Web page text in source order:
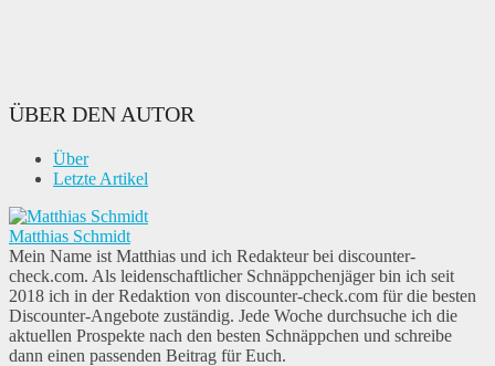
ÜBER DEN AUTOR
Über
Letzte Artikel
Matthias Schmidt
Mein Name ist Matthias und ich Redakteur bei discounter-
check.com. Als leidenschaftlicher Schnäppchenjäger bin ich seit
2018 ich in der Redaktion von discounter-check.com für die besten
Discounter-Angebote zuständig. Jede Woche durchsuche ich die
aktuellen Prospekte nach den besten Schnäppchen und schreibe
dann einen passenden Beitrag für Euch.